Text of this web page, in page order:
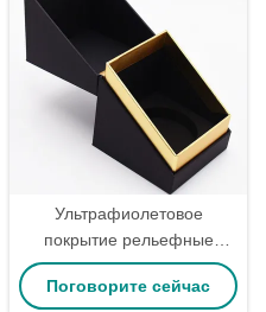
Ультрафиолетовое
покрытие рельефные
жесткие черные свечи
упаковочная коробка с
Поговорите сейчас